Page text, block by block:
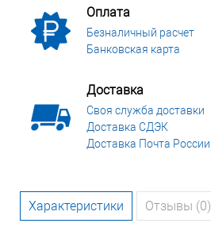
Оплата
Безналичный расчет
Банковская карта
Доставка
Своя служба доставки
Доставка СДЭК
Доставка Почта России
Характеристики Отзывы (0)